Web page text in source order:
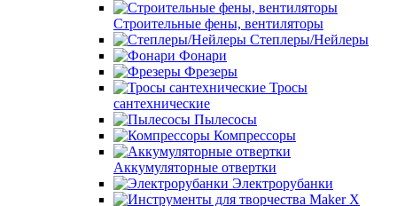
Строительные фены, вентиляторы
Степлеры/Нейлеры
Фонари
Фрезеры
Тросы
сантехнические
Пылесосы
Компрессоры
Аккумуляторные отвертки
Электрорубанки